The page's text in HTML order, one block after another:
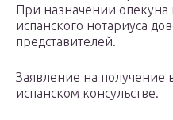
При назначении опекуна
испанского нотариуса
представителей.
Заявление на получение
испанском консульстве.